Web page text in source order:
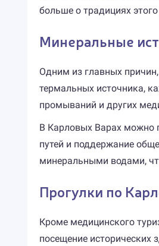
больше о традициях
Минеральные
Одним из главных
термальных источника,
промываний и других
В Карловых Варах можно
путей и поддержание
минеральными водами,
Прогулки по
Кроме медицинского
посещение исторических